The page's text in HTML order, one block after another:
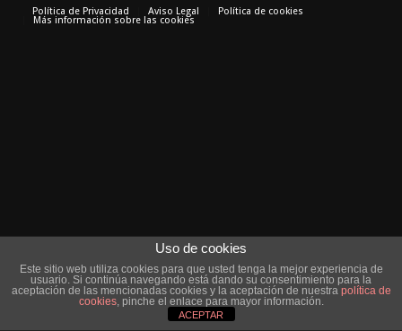
Política de Privacidad
Aviso Legal Política de cookies
Más información sobre las cookies
Uso de cookies
Este sitio web utiliza cookies para que usted tenga la mejor experiencia de
usuario. Si continúa navegando está dando su consentimiento para la
aceptación de las mencionadas cookies y la aceptación de nuestra política de
cookies, pinche el enlace para mayor información.
ACEPTAR